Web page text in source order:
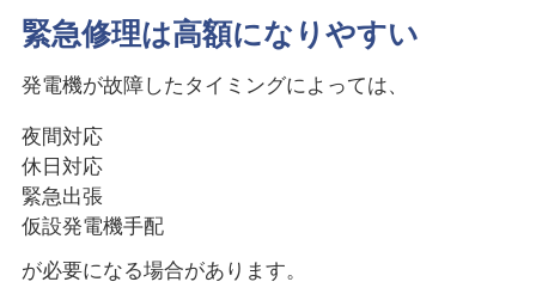
緊急修理は高額になりやすい
発電機が故障したタイミングによっては、
夜間対応
休日対応
緊急出張
仮設発電機手配
が必要になる場合があります。